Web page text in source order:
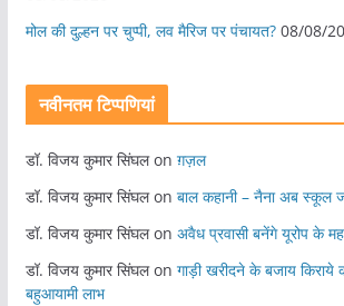
मोल की दुल्हन पर चुप्पी, लव मैरिज पर पंचायत? 08/08/
नवीनतम टिप्पणियां
डॉ. विजय कुमार सिंघलon ग़ज़ल
डॉ. विजय कुमार सिंघलon बाल कहानी – नैना अब स्कूल
डॉ. विजय कुमार सिंघलon अवैध प्रवासी बनेंगे यूरोप के
डॉ. विजय कुमार सिंघलon गाड़ी खरीदने के बजाय किराये
बहुआयामी लाभ